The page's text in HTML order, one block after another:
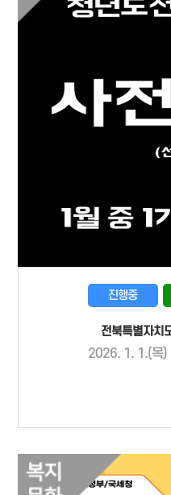
진행중
전북특별자치
2026. 1. 1.(목